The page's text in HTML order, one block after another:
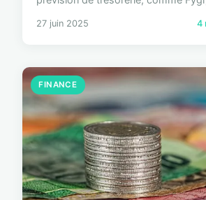
27 juin 2025 4
FINANCE